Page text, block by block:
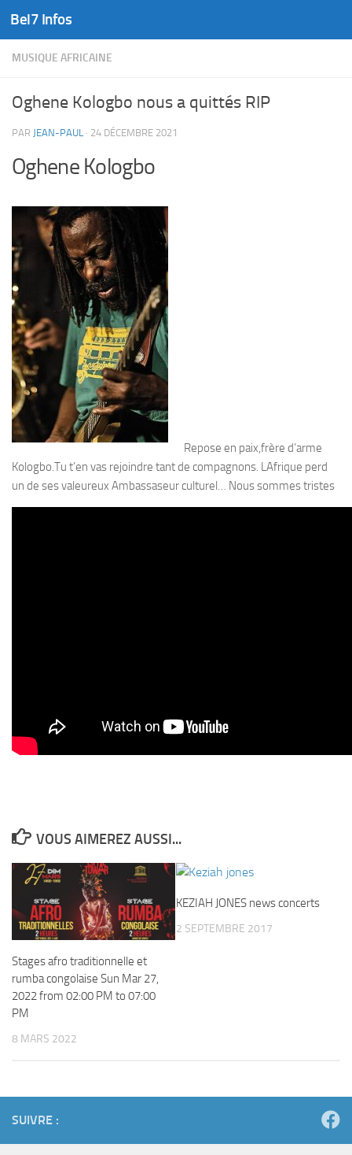
Skip to content
Bel7 Infos
MUSIQUE AFRICAINE
Oghene Kologbo nous a quittés RIP
PAR JEAN-PAUL · 24 DÉCEMBRE 2021
Oghene Kologbo
Repose en paix,frère d’arme
Kologbo.Tu t’en vas rejoindre tant de compagnons. LAfrique perd
un de ses valeureux Ambassaseur culturel… Nous sommes tristes
VOUS AIMEREZ AUSSI...
Stages afro traditionnelle et
rumba congolaise Sun Mar 27,
2022 from 02:00 PM to 07:00
PM
8 MARS 2022
KEZIAH JONES news concerts
2 SEPTEMBRE 2017
SUIVRE :